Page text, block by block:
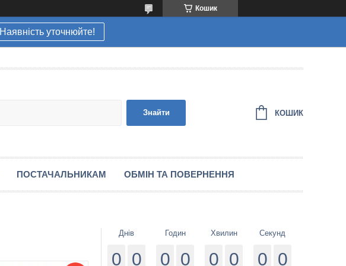
Кошик
Наявність уточнюйте!
Знайти КОШИК
ПОСТАЧАЛЬНИКАМ ОБМІН ТА ПОВЕРНЕННЯ
Днів
0 0
Годин
0 0
Хвилин
0 0
Секунд
0 0